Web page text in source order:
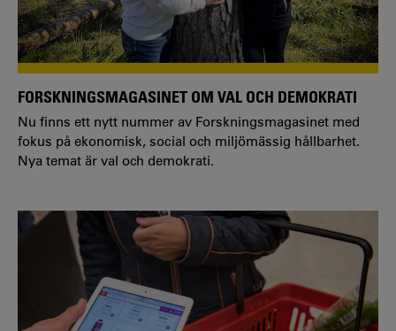
FORSKNINGSMAGASINET OM VAL OCH DEMOKRATI
Nu finns ett nytt nummer av Forskningsmagasinet med
fokus på ekonomisk, social och miljömässig hållbarhet.
Nya temat är val och demokrati.